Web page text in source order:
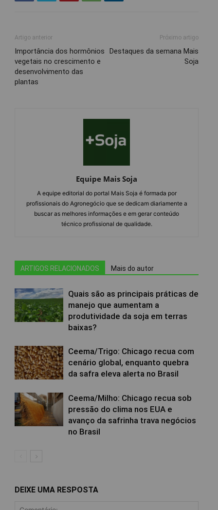
Artigo anterior
Importância dos hormônios
vegetais no crescimento e
desenvolvimento das
plantas
Próximo artigo
Destaques da semana Mais
Soja
Equipe Mais Soja
A equipe editorial do portal Mais Soja é formada por
profissionais do Agronegócio que se dedicam diariamente a
buscar as melhores informações e em gerar conteúdo
técnico profissional de qualidade.
ARTIGOS RELACIONADOS Mais do autor
Quais são as principais práticas de
manejo que aumentam a
produtividade da soja em terras
baixas?
Ceema/Trigo: Chicago recua com
cenário global, enquanto quebra
da safra eleva alerta no Brasil
Ceema/Milho: Chicago recua sob
pressão do clima nos EUA e
avanço da safrinha trava negócios
no Brasil
DEIXE UMA RESPOSTA